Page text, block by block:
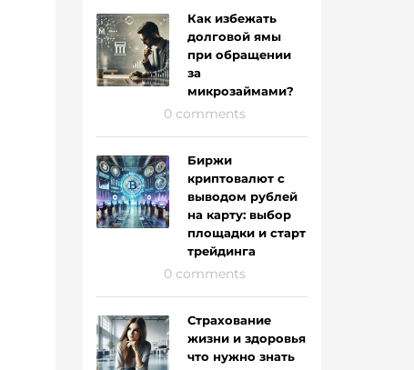
Как избежать
долговой ямы
при обращении
за
микрозаймами?
0 comments
Биржи
криптовалют с
выводом рублей
на карту: выбор
площадки и старт
трейдинга
0 comments
Страхование
жизни и здоровья
что нужно знать